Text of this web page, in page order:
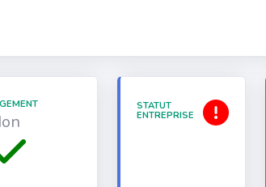
STATUT
ENTREPRISE